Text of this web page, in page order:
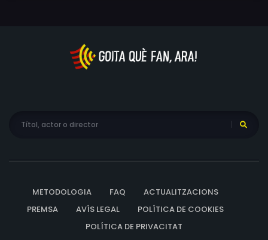
METODOLOGIA FAQ
ACTUALITZACIONS
PREMSA
AVÍS LEGAL
POLÍTICA DE COOKIES
POLÍTICA DE PRIVACITAT